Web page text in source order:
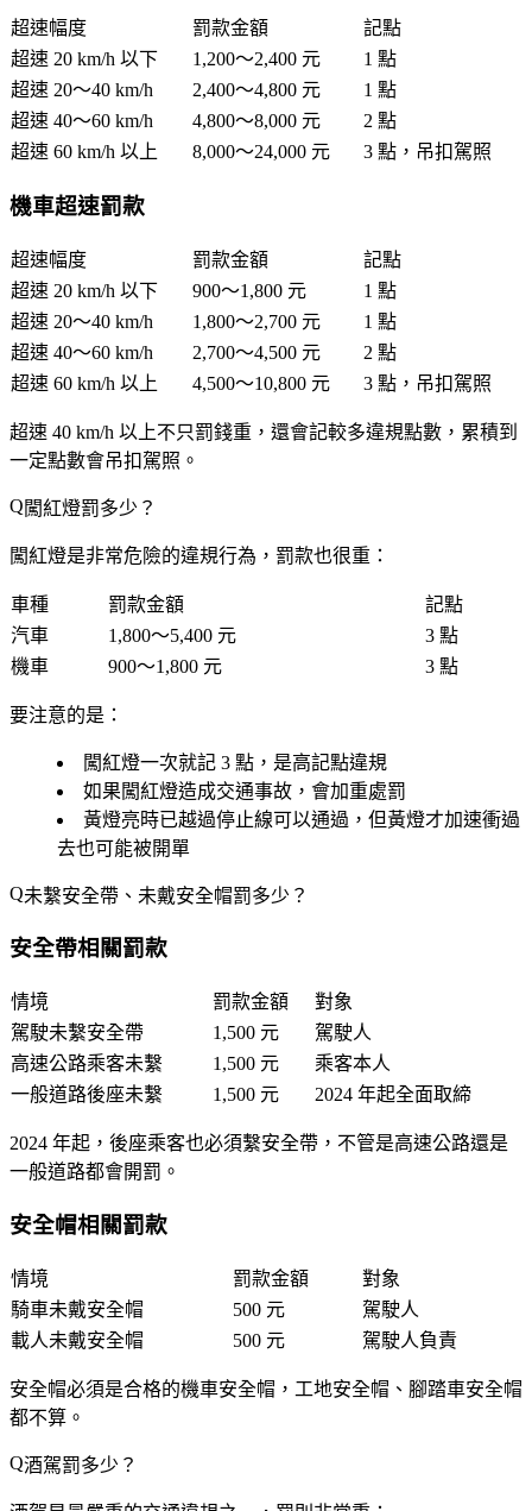
超速幅度 罰款金額
記點
超速 20 km/h 以下
1,200～2,400 元
1 點
超速 20～40 km/h
2,400～4,800 元
1 點
超速 40～60 km/h
4,800～8,000 元
2 點
超速 60 km/h 以上
8,000～24,000 元 3 點，吊扣駕照
機車超速罰款
超速幅度 罰款金額
記點
超速 20 km/h 以下
900～1,800 元
1 點
超速 20～40 km/h
1,800～2,700 元
1 點
超速 40～60 km/h
2,700～4,500 元
2 點
超速 60 km/h 以上
4,500～10,800 元 3 點，吊扣駕照
超速 40 km/h 以上不只罰錢重，還會記較多違規點數，累積到
一定點數會吊扣駕照。
闖紅燈罰多少？
闖紅燈是非常危險的違規行為，罰款也很重：
車種 罰款金額
記點
汽車
1,800～5,400 元
3 點
機車
900～1,800 元 3 點
要注意的是：
闖紅燈一次就記 3 點 ，是高記點違規
如果闖紅燈造成交通事故 ，會加重處罰
黃燈亮時已越過停止線可以通過，但黃燈才加速衝過
去也可能被開單
未繫安全帶、未戴安全帽罰多少？
安全帶相關罰款
情境 罰款金額
對象
駕駛未繫安全帶
1,500 元
駕駛人
高速公路乘客未繫
1,500 元
乘客本人
一般道路後座未繫
1,500 元 2024 年起全面取締
2024 年起， 後座乘客也必須繫安全帶 ，不管是高速公路還是
一般道路都會開罰。
安全帽相關罰款
情境 罰款金額
對象
騎車未戴安全帽
500 元
駕駛人
載人未戴安全帽
500 元 駕駛人負責
安全帽必須是合格的機車安全帽，工地安全帽、腳踏車安全帽
都不算。
酒駕罰多少？